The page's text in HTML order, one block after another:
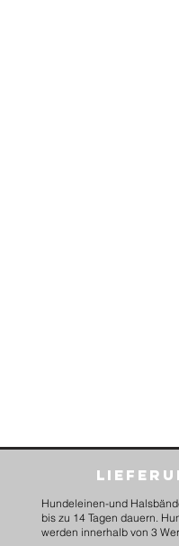
Hundeleinen-und
bis zu 14 Tagen dauern.
werden innerhalb von 3